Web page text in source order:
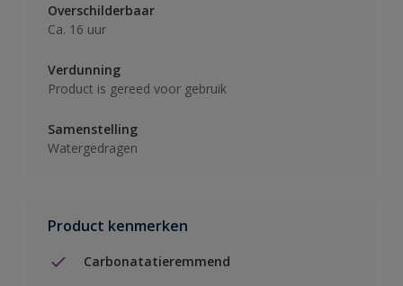
Overschilderbaar
Ca. 16 uur
Verdunning
Product is gereed voor gebruik
Samenstelling
Watergedragen
Product kenmerken
Carbonatatieremmend